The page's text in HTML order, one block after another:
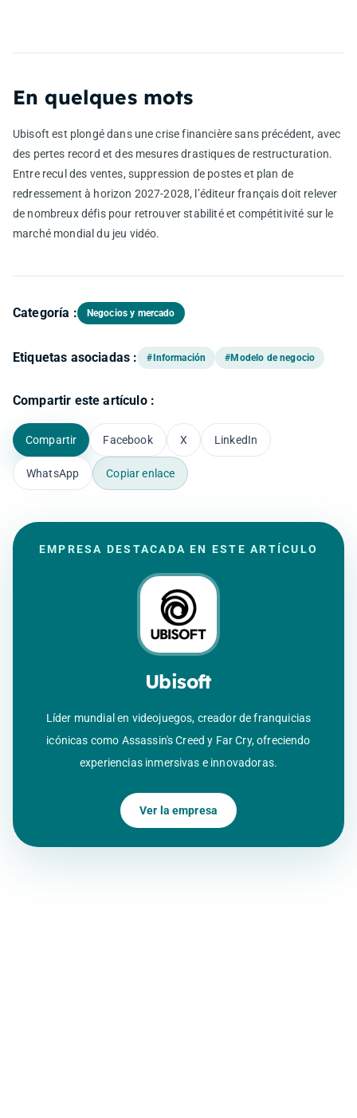
En quelques mots
Ubisoft est plongé dans une crise financière sans précédent, avec
des pertes record et des mesures drastiques de restructuration.
Entre recul des ventes, suppression de postes et plan de
redressement à horizon 2027-2028, l’éditeur français doit relever
de nombreux défis pour retrouver stabilité et compétitivité sur le
marché mondial du jeu vidéo.
Categoría : Negocios y mercado
Etiquetas asociadas : #Información #Modelo de negocio
Compartir este artículo :
Compartir Facebook X LinkedIn
WhatsApp Copiar enlace
EMPRESA DESTACADA EN ESTE ARTÍCULO
Ubisoft
Líder mundial en videojuegos, creador de franquicias
icónicas como Assassin's Creed y Far Cry, ofreciendo
experiencias inmersivas e innovadoras.
Ver la empresa